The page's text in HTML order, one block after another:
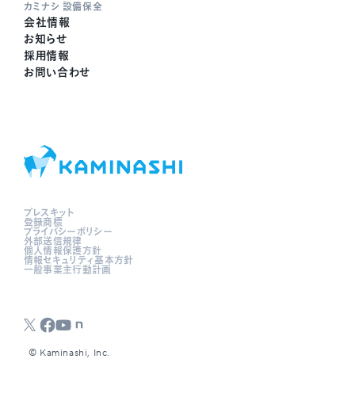
カミナシ 設備保全
会社情報
お知らせ
採用情報
お問い合わせ
プレスキット
登録商標
プライバシーポリシー
外部送信規律
個人情報保護方針
情報セキュリティ基本方針
一般事業主行動計画
©︎ Kaminashi, Inc.